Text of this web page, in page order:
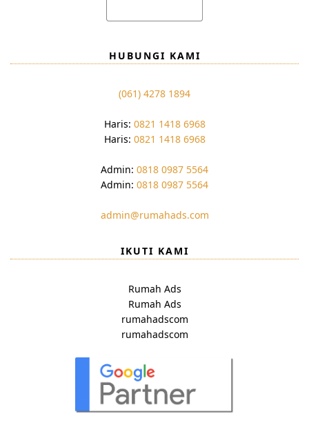
HUBUNGI KAMI
(061) 4278 1894
Haris: 0821 1418 6968
Haris: 0821 1418 6968
Admin: 0818 0987 5564
Admin: 0818 0987 5564
admin@rumahads.com
IKUTI KAMI
Rumah Ads
Rumah Ads
rumahadscom
rumahadscom